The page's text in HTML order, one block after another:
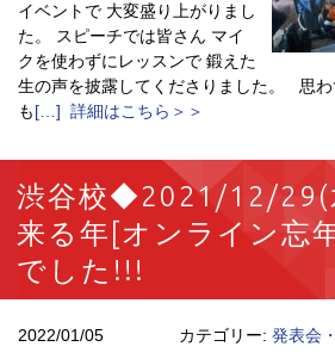
イベントで 大変盛り上がりまし
た。 スピーチでは皆さん マイ
クを使わずにレッスンで 鍛えた
生の声を披露してくださりました。 思
も[…] 詳細はこちら＞＞
渋谷校◆2021/12/29(
来る年[オンライン忘
でした!!!
2022/01/05 カテゴリー: 発表会